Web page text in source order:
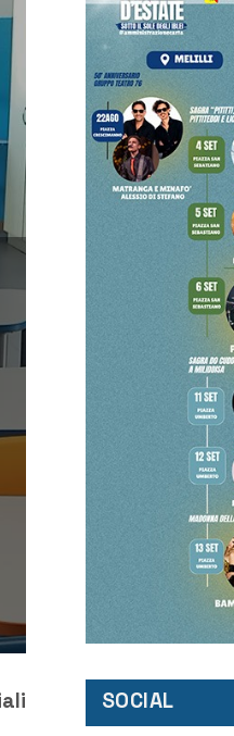
SOCIAL